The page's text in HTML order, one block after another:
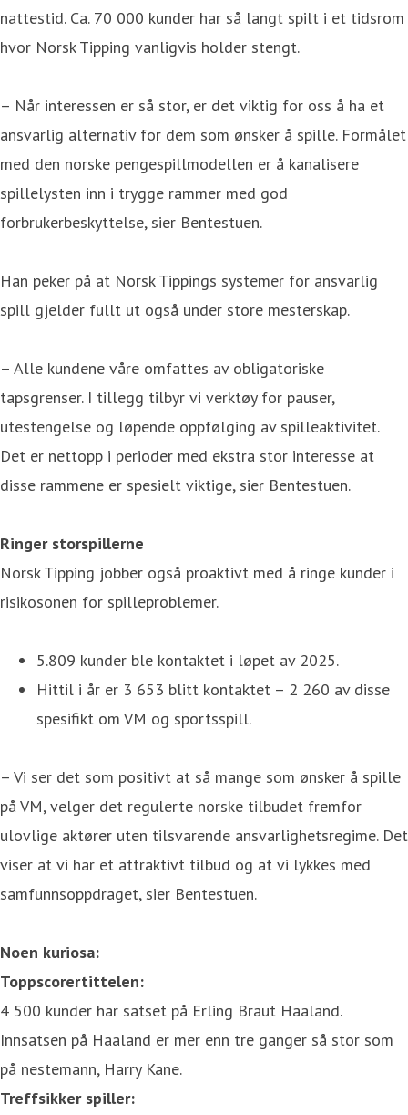
nattestid. Ca. 70 000 kunder har så langt spilt i et tidsrom
hvor Norsk Tipping vanligvis holder stengt.
– Når interessen er så stor, er det viktig for oss å ha et
ansvarlig alternativ for dem som ønsker å spille. Formålet
med den norske pengespillmodellen er å kanalisere
spillelysten inn i trygge rammer med god
forbrukerbeskyttelse, sier Bentestuen.
Han peker på at Norsk Tippings systemer for ansvarlig
spill gjelder fullt ut også under store mesterskap.
– Alle kundene våre omfattes av obligatoriske
tapsgrenser. I tillegg tilbyr vi verktøy for pauser,
utestengelse og løpende oppfølging av spilleaktivitet.
Det er nettopp i perioder med ekstra stor interesse at
disse rammene er spesielt viktige, sier Bentestuen.
Ringer storspillerne
Norsk Tipping jobber også proaktivt med å ringe kunder i
risikosonen for spilleproblemer.
5.809 kunder ble kontaktet i løpet av 2025.
Hittil i år er 3 653 blitt kontaktet – 2 260 av disse
spesifikt om VM og sportsspill.
– Vi ser det som positivt at så mange som ønsker å spille
på VM, velger det regulerte norske tilbudet fremfor
ulovlige aktører uten tilsvarende ansvarlighetsregime. Det
viser at vi har et attraktivt tilbud og at vi lykkes med
samfunnsoppdraget, sier Bentestuen.
Noen kuriosa:
Toppscorertittelen:
4 500 kunder har satset på Erling Braut Haaland.
Innsatsen på Haaland er mer enn tre ganger så stor som
på nestemann, Harry Kane.
Treffsikker spiller: